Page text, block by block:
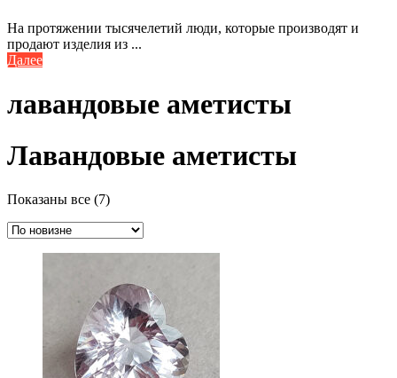
На протяжении тысячелетий люди, которые производят и
продают изделия из ...
Далее
лавандовые аметисты
Лавандовые аметисты
Показаны все (7)Сортировка:
недавние